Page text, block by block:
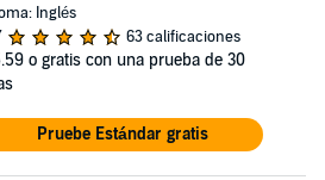
Inglés
63 calificaciones
o gratis con una prueba de 30
Pruebe Estándar gratis